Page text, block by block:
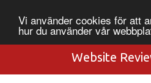
Vi använder cookies för att
hur du använder vår
Website